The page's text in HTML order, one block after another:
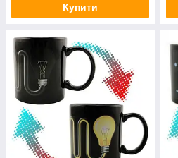
Купити